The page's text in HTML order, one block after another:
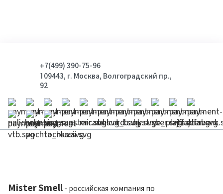
+7(499) 390-75-96
109443, г. Москва, Волгоградский пр.,
92
Mister Smell - российская компания по